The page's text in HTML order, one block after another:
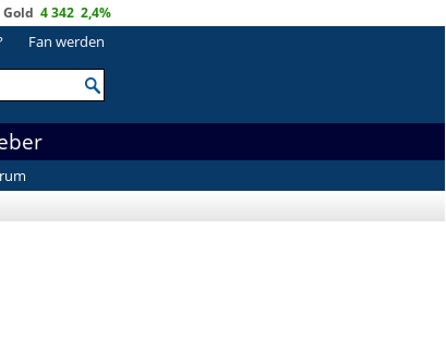
Gold 4 342 2,4%
Fan werden